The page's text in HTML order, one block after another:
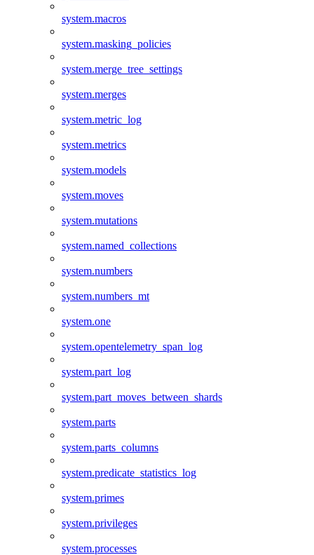
system.macros
system.masking_policies
system.merge_tree_settings
system.merges
system.metric_log
system.metrics
system.models
system.moves
system.mutations
system.named_collections
system.numbers
system.numbers_mt
system.one
system.opentelemetry_span_log
system.part_log
system.part_moves_between_shards
system.parts
system.parts_columns
system.predicate_statistics_log
system.primes
system.privileges
system.processes